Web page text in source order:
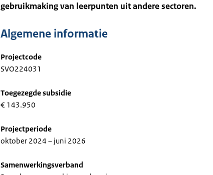
gebruikmaking van leerpunten uit andere sectoren.
Algemene informatie
Projectcode
SVO224031
Toegezegde subsidie
€ 143.950
Projectperiode
oktober 2024 – juni 2026
Samenwerkingsverband